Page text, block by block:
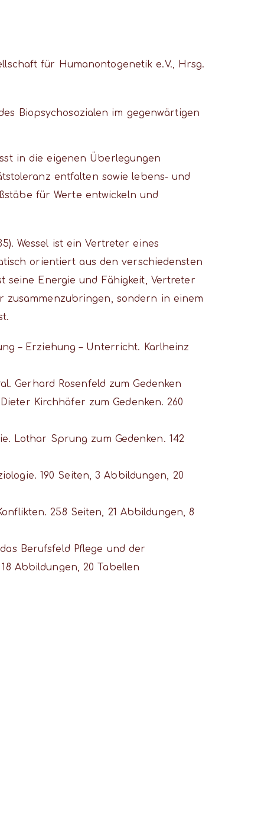
für Humanontogenetik e.V., Hrsg.
Biopsychosozialen im gegenwärtigen
in die eigenen Überlegungen
entfalten sowie lebens- und
für Werte entwickeln und
Wessel ist ein Vertreter eines
orientiert aus den verschiedensten
seine Energie und Fähigkeit, Vertreter
zusammenzubringen, sondern in einem
– Erziehung – Unterricht. Karlheinz
Gerhard Rosenfeld zum Gedenken
Dieter Kirchhöfer zum Gedenken. 260
Lothar Sprung zum Gedenken. 142
190 Seiten, 3 Abbildungen, 20
258 Seiten, 21 Abbildungen, 8
Berufsfeld Pflege und der
Abbildungen, 20 Tabellen